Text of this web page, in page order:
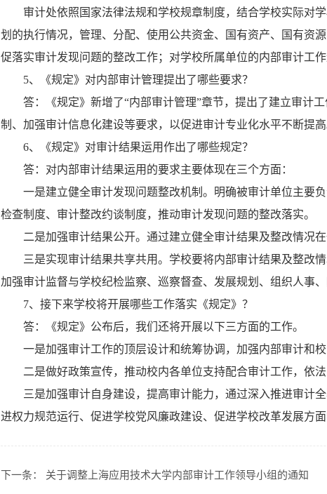
审计处依照国家法律法规和学校规章制度，结合学校实际对
划的执行情况，管理、分配、使用公共资金、国有资产、国有资
促落实审计发现问题的整改工作；对学校所属单位的内部审计工作
5、《规定》对内部审计管理提出了哪些要求？
答：《规定》新增了“内部审计管理”章节，提出了建立审计
制、加强审计信息化建设等要求，以促进审计专业化水平不断提高
6、《规定》对审计结果运用作出了哪些规定？
答：对内部审计结果运用的要求主要体现在三个方面：
一是建立健全审计发现问题整改机制。明确被审计单位主要
检查制度、审计整改约谈制度，推动审计发现问题的整改落实。
二是加强审计结果公开。通过建立健全审计结果及整改情况
三是实现审计结果共享共用。学校要将内部审计结果及整改
加强审计监督与学校纪检监察、巡察督查、发展规划、组织人事
7、接下来学校将开展哪些工作落实《规定》？
答：《规定》公布后，我们还将开展以下三方面的工作。
一是加强审计工作的顶层设计和统筹协调，加强内部审计和
二是做好政策宣传，推动校内各单位支持配合审计工作，依
三是加强审计自身建设，提高审计能力，通过深入推进审计
进权力规范运行、促进学校党风廉政建设、促进学校改革发展方面
下一条： 关于调整上海应用技术大学内部审计工作领导小组的通知